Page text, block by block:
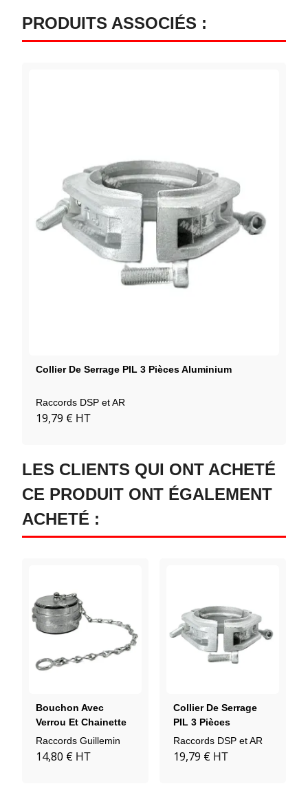
PRODUITS ASSOCIÉS :
Collier De Serrage PIL 3 Pièces Aluminium
Raccords DSP et AR
19,79 € HT
LES CLIENTS QUI ONT ACHETÉ
CE PRODUIT ONT ÉGALEMENT
ACHETÉ :
Bouchon Avec
Verrou Et Chainette
Aluminium
Raccords Guillemin
14,80 € HT
Collier De Serrage
PIL 3 Pièces
Aluminium
Raccords DSP et AR
19,79 € HT